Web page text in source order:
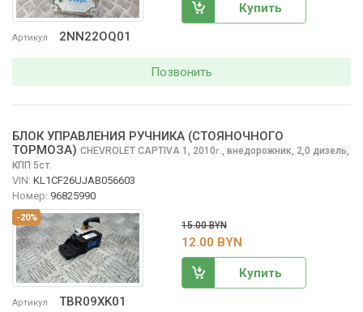
Артикул 2NN22OQ01
Купить
Позвонить
-20%
Артикул TBR09XK01
БЛОК УПРАВЛЕНИЯ РУЧНИКА (СТОЯНОЧНОГО
ТОРМОЗА) CHEVROLET CAPTIVA 1, 2010г. внедорожник, 2,0 дизель,
КПП 5ст.
VIN: KL1CF26UJAB056603
Номер: 96825990
15.00 BYN
12.00 BYN
Купить